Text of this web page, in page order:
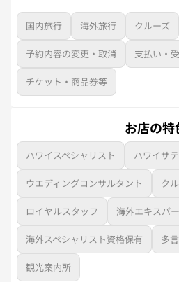
国内旅行 海外旅行 クルーズ
予約内容の変更・取消 支払い・
チケット・商品券等
お店の特
ハワイスペシャリスト ハワイサ
ウエディングコンサルタント ク
ロイヤルスタッフ 海外エキスパ
海外スペシャリスト資格保有 多
観光案内所